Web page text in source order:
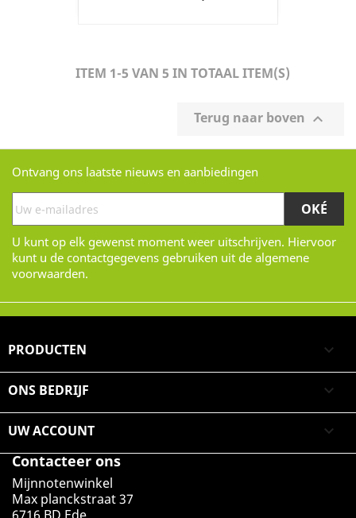
ITEM 1-5 VAN 5 IN TOTAAL ITEM(S)
Terug naar boven 
Ontvang ons laatste nieuws en aanbiedingen
U kunt op elk gewenst moment weer uitschrijven. Hiervoor
kunt u de contactgegevens gebruiken uit de algemene
voorwaarden.
PRODUCTEN 
ONS BEDRIJF 
UW ACCOUNT

Contacteer ons
Mijnnotenwinkel
Max planckstraat 37